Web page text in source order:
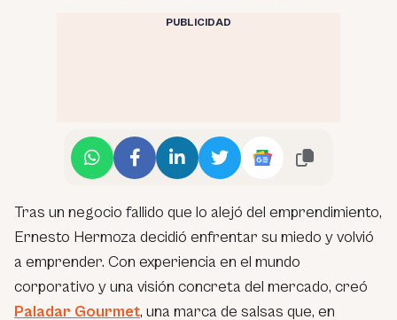
PUBLICIDAD
Tras un negocio fallido que lo alejó del emprendimiento,
Ernesto Hermoza decidió enfrentar su miedo y volvió
a emprender. Con experiencia en el mundo
corporativo y una visión concreta del mercado, creó
Paladar Gourmet, una marca de salsas que, en